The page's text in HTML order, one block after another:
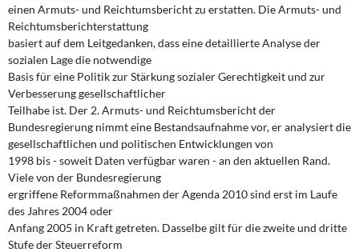
Steuer- und Finanzpolitik
Öffentliche Infrastruktur und Daseinsvorsorge
Eurokrise und Griechenland
DIE LINKE
Weitere Themen
Memo-Gruppe
Institut Solidarische Moderne
einen Armuts- und Reichtumsbericht zu erstatten. Die Armuts- und
Reichtumsberichterstattung
basiert auf dem Leitgedanken, dass eine detaillierte Analyse der
sozialen Lage die notwendige
Basis für eine Politik zur Stärkung sozialer Gerechtigkeit und zur
Verbesserung gesellschaftlicher
Teilhabe ist. Der 2. Armuts- und Reichtumsbericht der
Bundesregierung nimmt eine Bestandsaufnahme vor, er analysiert die
gesellschaftlichen und politischen Entwicklungen von
1998 bis - soweit Daten verfügbar waren - an den aktuellen Rand.
Viele von der Bundesregierung
ergriffene Reformmaßnahmen der Agenda 2010 sind erst im Laufe
des Jahres 2004 oder
Anfang 2005 in Kraft getreten. Dasselbe gilt für die zweite und dritte
Stufe der Steuerreform